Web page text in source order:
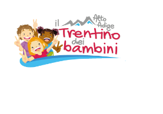
contenuto